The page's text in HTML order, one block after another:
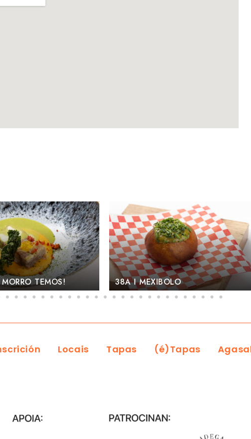
38A I MEXIBOLO 37C I BOCADO
Locais Tapas (é)Tapas